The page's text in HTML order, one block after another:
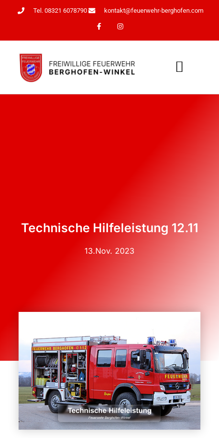
Tel. 08321 6078790 kontakt@feuerwehr-berghofen.com
Technische Hilfeleistung 12.11
13.Nov. 2023